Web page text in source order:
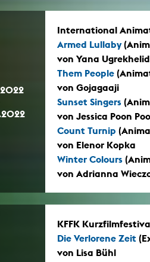
International
Armed Lullaby
von Yana
Them People
von Gojagaaji
Sunset Singers
von Jessica Poon
Count Turnip
von Elenor Kopka
Winter Colours
von Adrianna
KFFK
Die Verlorene Zeit
von Lisa Bühl